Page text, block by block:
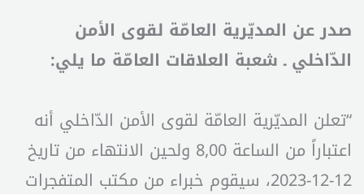
صدر عن المديّرية العامّة لقوى الأمن
الدّاخلي ـ شعبة العلاقات العامّة ما يلي:
“تعلن المديّرية العامّة لقوى الأمن الدّاخلي أنه
اعتباراً من الساعة 8,00 ولحين الانتهاء من تاريخ
12-12-2023، سيقوم خبراء من مكتب المتفجرات